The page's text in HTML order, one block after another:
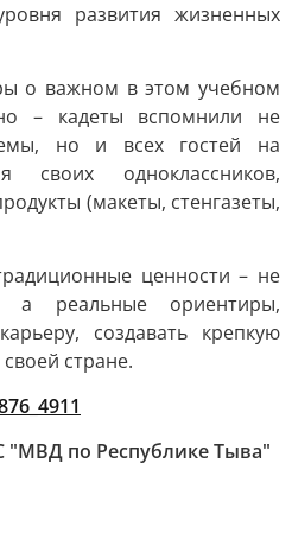
развития жизненных
о важном в этом учебном
– кадеты вспомнили не
но и всех гостей на
своих одноклассников,
(макеты, стенгазеты,
ценности – не
а реальные ориентиры,
создавать крепкую
стране.
"МВД по Республике Тыва"